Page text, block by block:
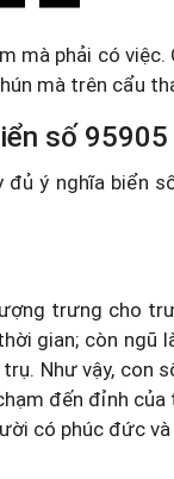
mà phải có
mà trên cẩu
số 95905
đủ ý nghĩa biển
trưng cho
gian; còn ngũ
Như vậy, con
đến đỉnh
có phúc đức